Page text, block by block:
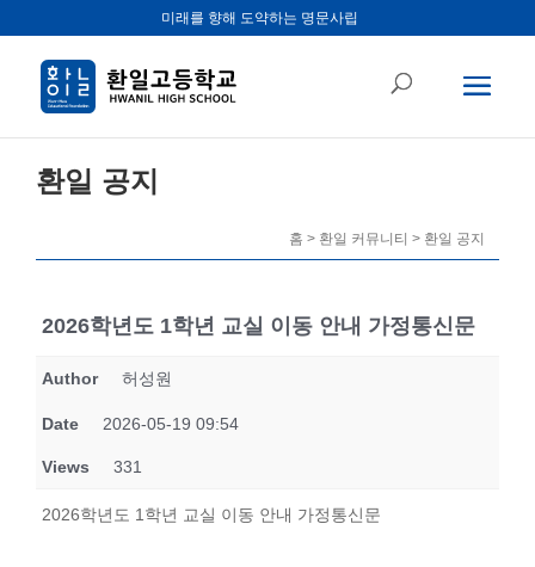
미래를 향해 도약하는 명문사립
환일 공지
홈 > 환일 커뮤니티 > 환일 공지
2026학년도 1학년 교실 이동 안내 가정통신문
Author 허성원
Date 2026-05-19 09:54
Views 331
2026학년도 1학년 교실 이동 안내 가정통신문